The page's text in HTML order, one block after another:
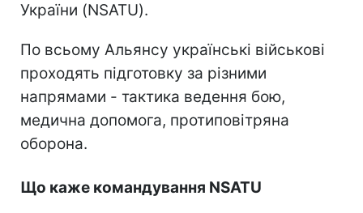
України (NSATU).
По всьому Альянсу українські військові
проходять підготовку за різними
напрямами - тактика ведення бою,
медична допомога, протиповітряна
оборона.
Що каже командування NSATU